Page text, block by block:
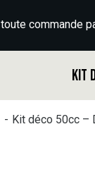
commande
Kit
Kit déco 50cc –